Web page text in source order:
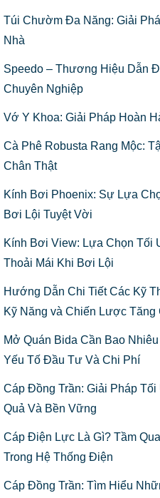
Túi Chườm Đa Năng: Giải
Nhà
Speedo – Thương Hiệu Dẫn
Chuyên Nghiệp
Vớ Y Khoa: Giải Pháp Hoàn
Cà Phê Robusta Rang Mộc:
Chân Thật
Kính Bơi Phoenix: Sự Lựa
Bơi Lội Tuyệt Vời
Kính Bơi View: Lựa Chọn Tối
Thoải Mái Khi Bơi Lội
Hướng Dẫn Chi Tiết Các Kỹ
Kỹ Năng và Chiến Lược
Mở Quán Bida Cần Bao
Yếu Tố Đầu Tư Và Chi Phí
Cáp Đồng Trần: Giải Pháp
Quả Và Bền Vững
Cáp Điện Lực Là Gì? Tầm
Trong Hệ Thống Điện
Cáp Đồng Trần: Tìm Hiểu